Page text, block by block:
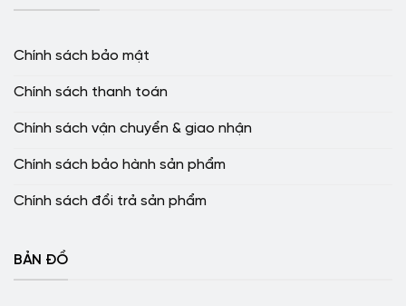
Chính sách bảo mật
Chính sách thanh toán
Chính sách vận chuyển & giao nhận
Chính sách bảo hành sản phẩm
Chính sách đổi trả sản phẩm
BẢN ĐỒ